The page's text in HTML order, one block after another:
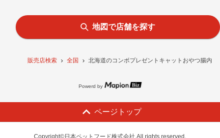
販売店検索 全国 北海道のコンボプレゼントキャットおやつ腸内
地図で店舗を探す
Powerd by
ページトップ
Copyright©日本ペットフード株式会社.All rights reserved.